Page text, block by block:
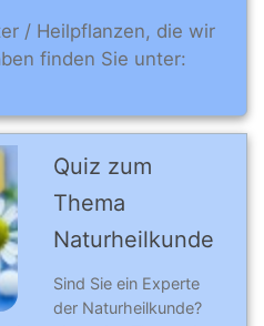
/ Heilpflanzen, die wir
finden Sie unter:
Quiz zum
Thema
Naturheilkunde
Sind Sie ein Experte
der Naturheilkunde?